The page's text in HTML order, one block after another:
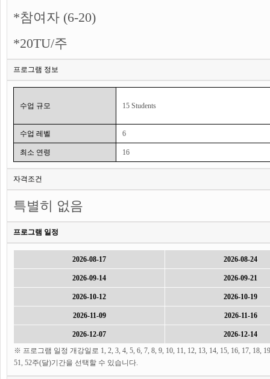
*참여자 (6-20)
*20TU/주
프로그램 정보
수업 규모 15 Students
수업 레벨 6
최소 연령 16
자격조건
특별히 없음
프로그램 일정
2026-08-17 2026-08-24
2026-09-14 2026-09-21
2026-10-12 2026-10-19
2026-11-09 2026-11-16
2026-12-07
2026-12-14
※ 프로그램 일정 개강일로 1, 2, 3, 4, 5, 6, 7, 8, 9, 10, 11, 12, 13, 14, 15, 16, 17, 18,
51, 52주(달)기간을 선택할 수 있습니다.